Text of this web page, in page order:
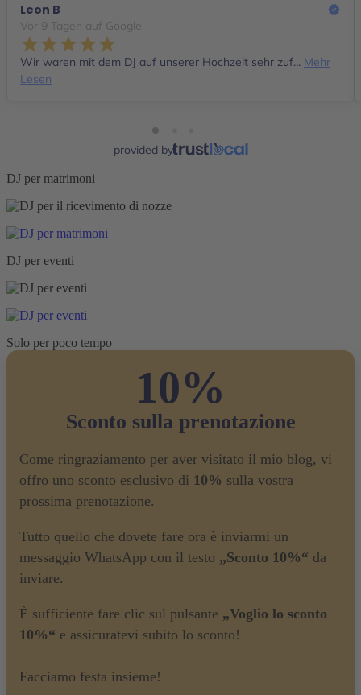
Leon B
Vor 9 Tagen auf Google
Wir waren mit dem DJ auf unserer Hochzeit sehr zuf... Mehr
Lesen
provided by
DJ per matrimoni
DJ per eventi
Solo per poco tempo
10%
Sconto sulla prenotazione
Come ringraziamento per aver visitato il mio blog, vi
offro uno sconto esclusivo di 10% sulla vostra
prossima prenotazione.
Tutto quello che dovete fare ora è inviarmi un
messaggio WhatsApp con il testo „Sconto 10%“ da
inviare.
È sufficiente fare clic sul pulsante „Voglio lo sconto
10%“ e assicuratevi subito lo sconto!
Facciamo festa insieme!